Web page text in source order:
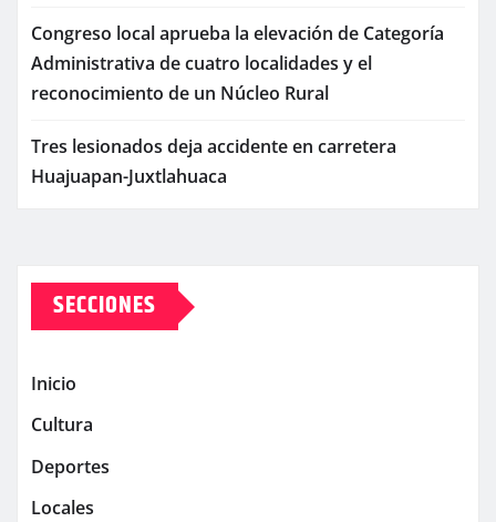
Congreso local aprueba la elevación de Categoría
Administrativa de cuatro localidades y el
reconocimiento de un Núcleo Rural
Tres lesionados deja accidente en carretera
Huajuapan-Juxtlahuaca
SECCIONES
Inicio
Cultura
Deportes
Locales